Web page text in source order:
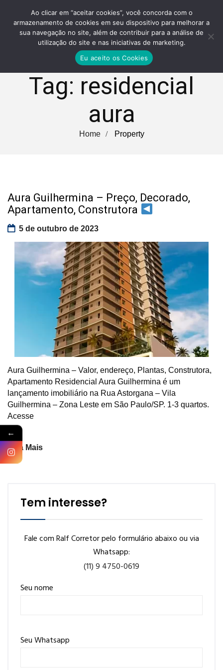
Tag: residencial
aura
Home Property
Aura Guilhermina – Preço, Decorado,
Apartamento, Construtora
5 de outubro de 2023
Aura Guilhermina – Valor, endereço, Plantas, Construtora,
Apartamento Residencial Aura Guilhermina é um
lançamento imobiliário na Rua Astorgana – Vila
Guilhermina – Zona Leste em São Paulo/SP. 1-3 quartos.
Acesse
Veja Mais
Tem interesse?
Fale com Ralf Corretor pelo formulário abaixo ou via
Whatsapp:
(11) 9 4750-0619
Seu nome
Seu Whatsapp
←
Ao clicar em “aceitar cookies”, você concorda com o
armazenamento de cookies em seu dispositivo para melhorar a
sua navegação no site, além de contribuir para a análise de
utilização do site e nas iniciativas de marketing.
Eu aceito os Cookies